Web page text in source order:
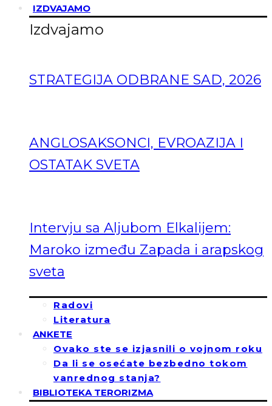
IZDVAJAMO
Izdvajamo
STRATEGIJA ODBRANE SAD, 2026
ANGLOSAKSONCI, EVROAZIJA I
OSTATAK SVETA
Intervju sa Aljubom Elkalijem:
Maroko između Zapada i arapskog
sveta
Radovi
Literatura
ANKETE
Ovako ste se izjasnili o vojnom roku
Da li se osećate bezbedno tokom
vanrednog stanja?
BIBLIOTEKA TERORIZMA